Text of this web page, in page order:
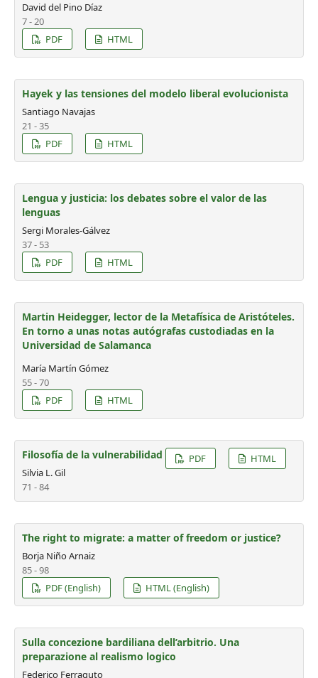
David del Pino Díaz
7 - 20
PDF
HTML
Hayek y las tensiones del modelo liberal evolucionista
Santiago Navajas
21 - 35
PDF
HTML
Lengua y justicia: los debates sobre el valor de las
lenguas
Sergi Morales-Gálvez
37 - 53
PDF
HTML
Martin Heidegger, lector de la Metafísica de Aristóteles.
En torno a unas notas autógrafas custodiadas en la
Universidad de Salamanca
María Martín Gómez
55 - 70
PDF
HTML
Filosofía de la vulnerabilidad
Silvia L. Gil
71 - 84
PDF HTML
The right to migrate: a matter of freedom or justice?
Borja Niño Arnaiz
85 - 98
PDF (English)
HTML (English)
Sulla concezione bardiliana dell’arbitrio. Una
preparazione al realismo logico
Federico Ferraguto